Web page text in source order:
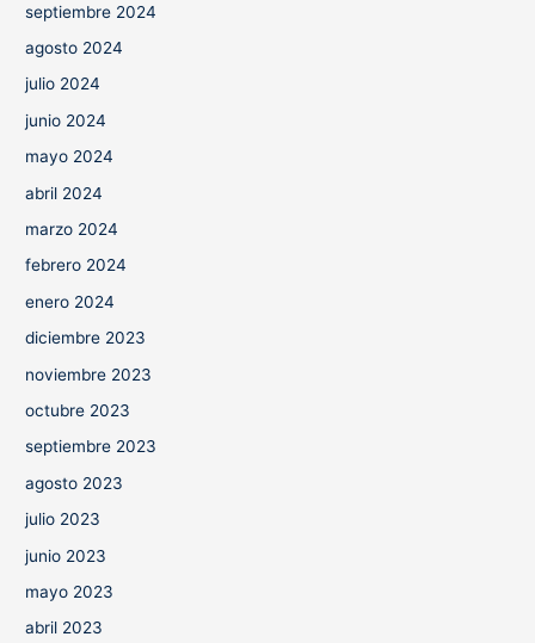
septiembre 2024
agosto 2024
julio 2024
junio 2024
mayo 2024
abril 2024
marzo 2024
febrero 2024
enero 2024
diciembre 2023
noviembre 2023
octubre 2023
septiembre 2023
agosto 2023
julio 2023
junio 2023
mayo 2023
abril 2023